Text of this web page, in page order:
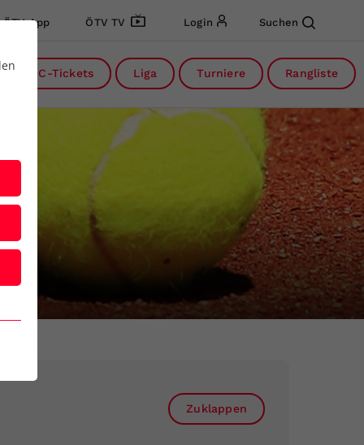
ÖTV App ÖTV TV Login Suchen
DC-Tickets Liga Turniere Rangliste
Zuklappen